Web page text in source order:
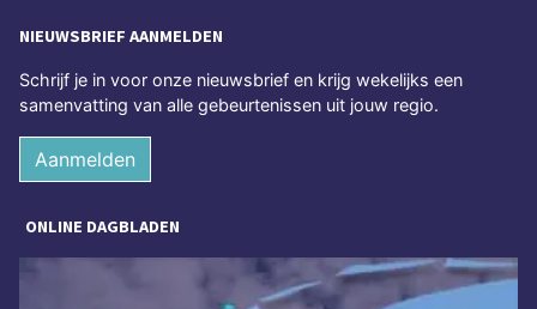
NIEUWSBRIEF AANMELDEN
Schrijf je in voor onze nieuwsbrief en krijg wekelijks een
samenvatting van alle gebeurtenissen uit jouw regio.
Aanmelden
ONLINE DAGBLADEN